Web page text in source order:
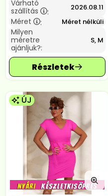
Várható
szállítás
: 2026.08.11
Méret : Méret nélküli
Milyen
méretre
ajánljuk?:
S, M
ÚJ